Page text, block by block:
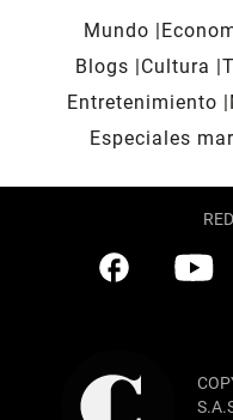
Mundo
Blogs
Cultura
Entretenimiento
Especiales